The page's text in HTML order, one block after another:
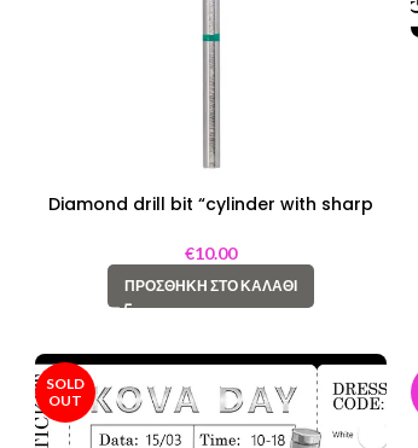
Diamond drill bit “cylinder with sharp
€10.00
ΠΡΟΣΘΉΚΗ ΣΤΟ ΚΑΛΆΘΙ
SOLD
OUT